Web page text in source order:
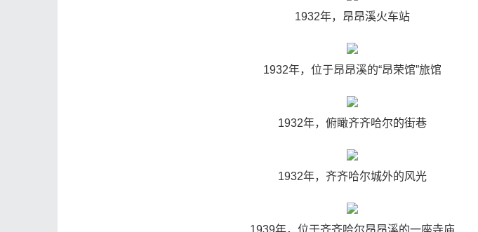
1932年，昂昂溪火车站
1932年，位于昂昂溪的“昂荣馆”旅馆
1932年，俯瞰齐齐哈尔的街巷
1932年，齐齐哈尔城外的风光
1939年，位于齐齐哈尔昂昂溪的一座寺庙